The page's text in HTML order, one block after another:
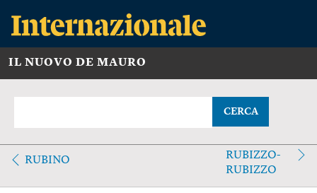
IL NUOVO DE MAURO
CERCA
RUBINO
RUBIZZO-
RUBIZZO